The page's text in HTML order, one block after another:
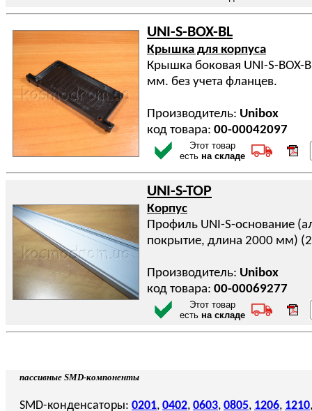
UNI-S-BOX-BL
Крышка для корпуса
Крышка боковая UNI-S-BOX-
мм. без учета фланцев.
Производитель: Unibox
код товара: 00-00042097
Этот товар
есть на складе
UNI-S-TOP
Корпус
Профиль UNI-S-основание
покрытие, длина 2000 мм)
Производитель: Unibox
код товара: 00-00069277
Этот товар
есть на складе
пассивные SMD-компоненты
SMD-конденсаторы: 0201, 0402, 0603, 0805, 1206, 1210,